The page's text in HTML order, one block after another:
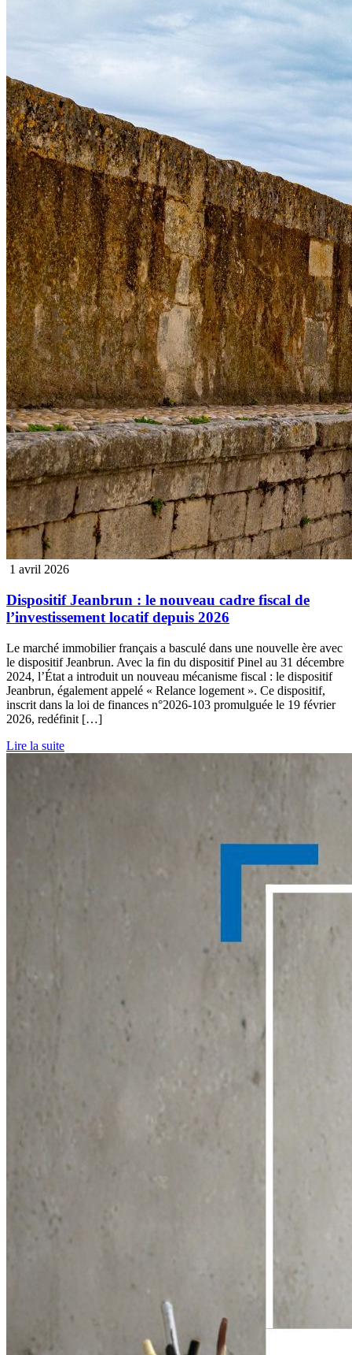
1 avril 2026
Dispositif Jeanbrun : le nouveau cadre fiscal de
l’investissement locatif depuis 2026
Le marché immobilier français a basculé dans une nouvelle ère avec
le dispositif Jeanbrun. Avec la fin du dispositif Pinel au 31 décembre
2024, l’État a introduit un nouveau mécanisme fiscal : le dispositif
Jeanbrun, également appelé « Relance logement ». Ce dispositif,
inscrit dans la loi de finances n°2026-103 promulguée le 19 février
2026, redéfinit […]
Lire la suite